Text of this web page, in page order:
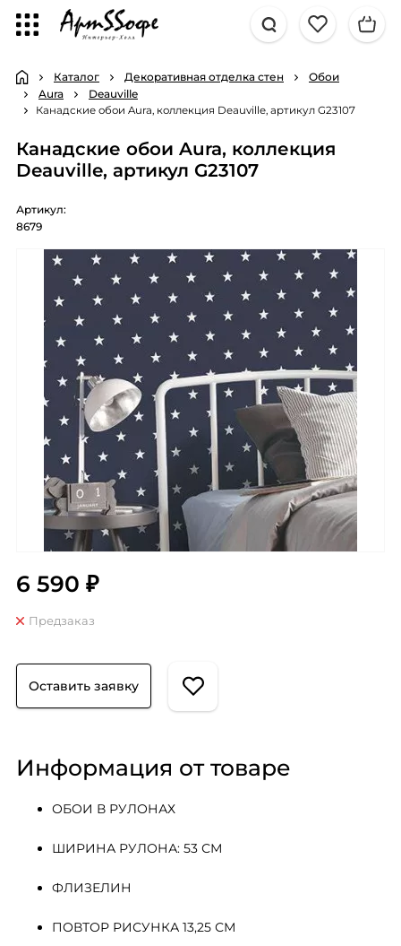
Каталог Декоративная отделка стен
Обои
Aura
Deauville
Канадские обои Aura, коллекция Deauville, артикул G23107
Канадские обои Aura, коллекция
Deauville, артикул G23107
Артикул:
8679
6 590 ₽
Предзаказ
Оставить заявку
Информация от товаре
ОБОИ В РУЛОНАХ
ШИРИНА РУЛОНА: 53 СМ
ФЛИЗЕЛИН
ПОВТОР РИСУНКА 13,25 СМ